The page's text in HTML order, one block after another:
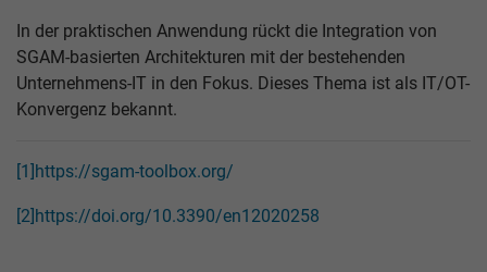
In der praktischen Anwendung rückt die Integration von
SGAM-basierten Architekturen mit der bestehenden
Unternehmens-IT in den Fokus. Dieses Thema ist als IT/OT-
Konvergenz bekannt.
[1] https://sgam-toolbox.org/
[2]https://doi.org/10.3390/en12020258